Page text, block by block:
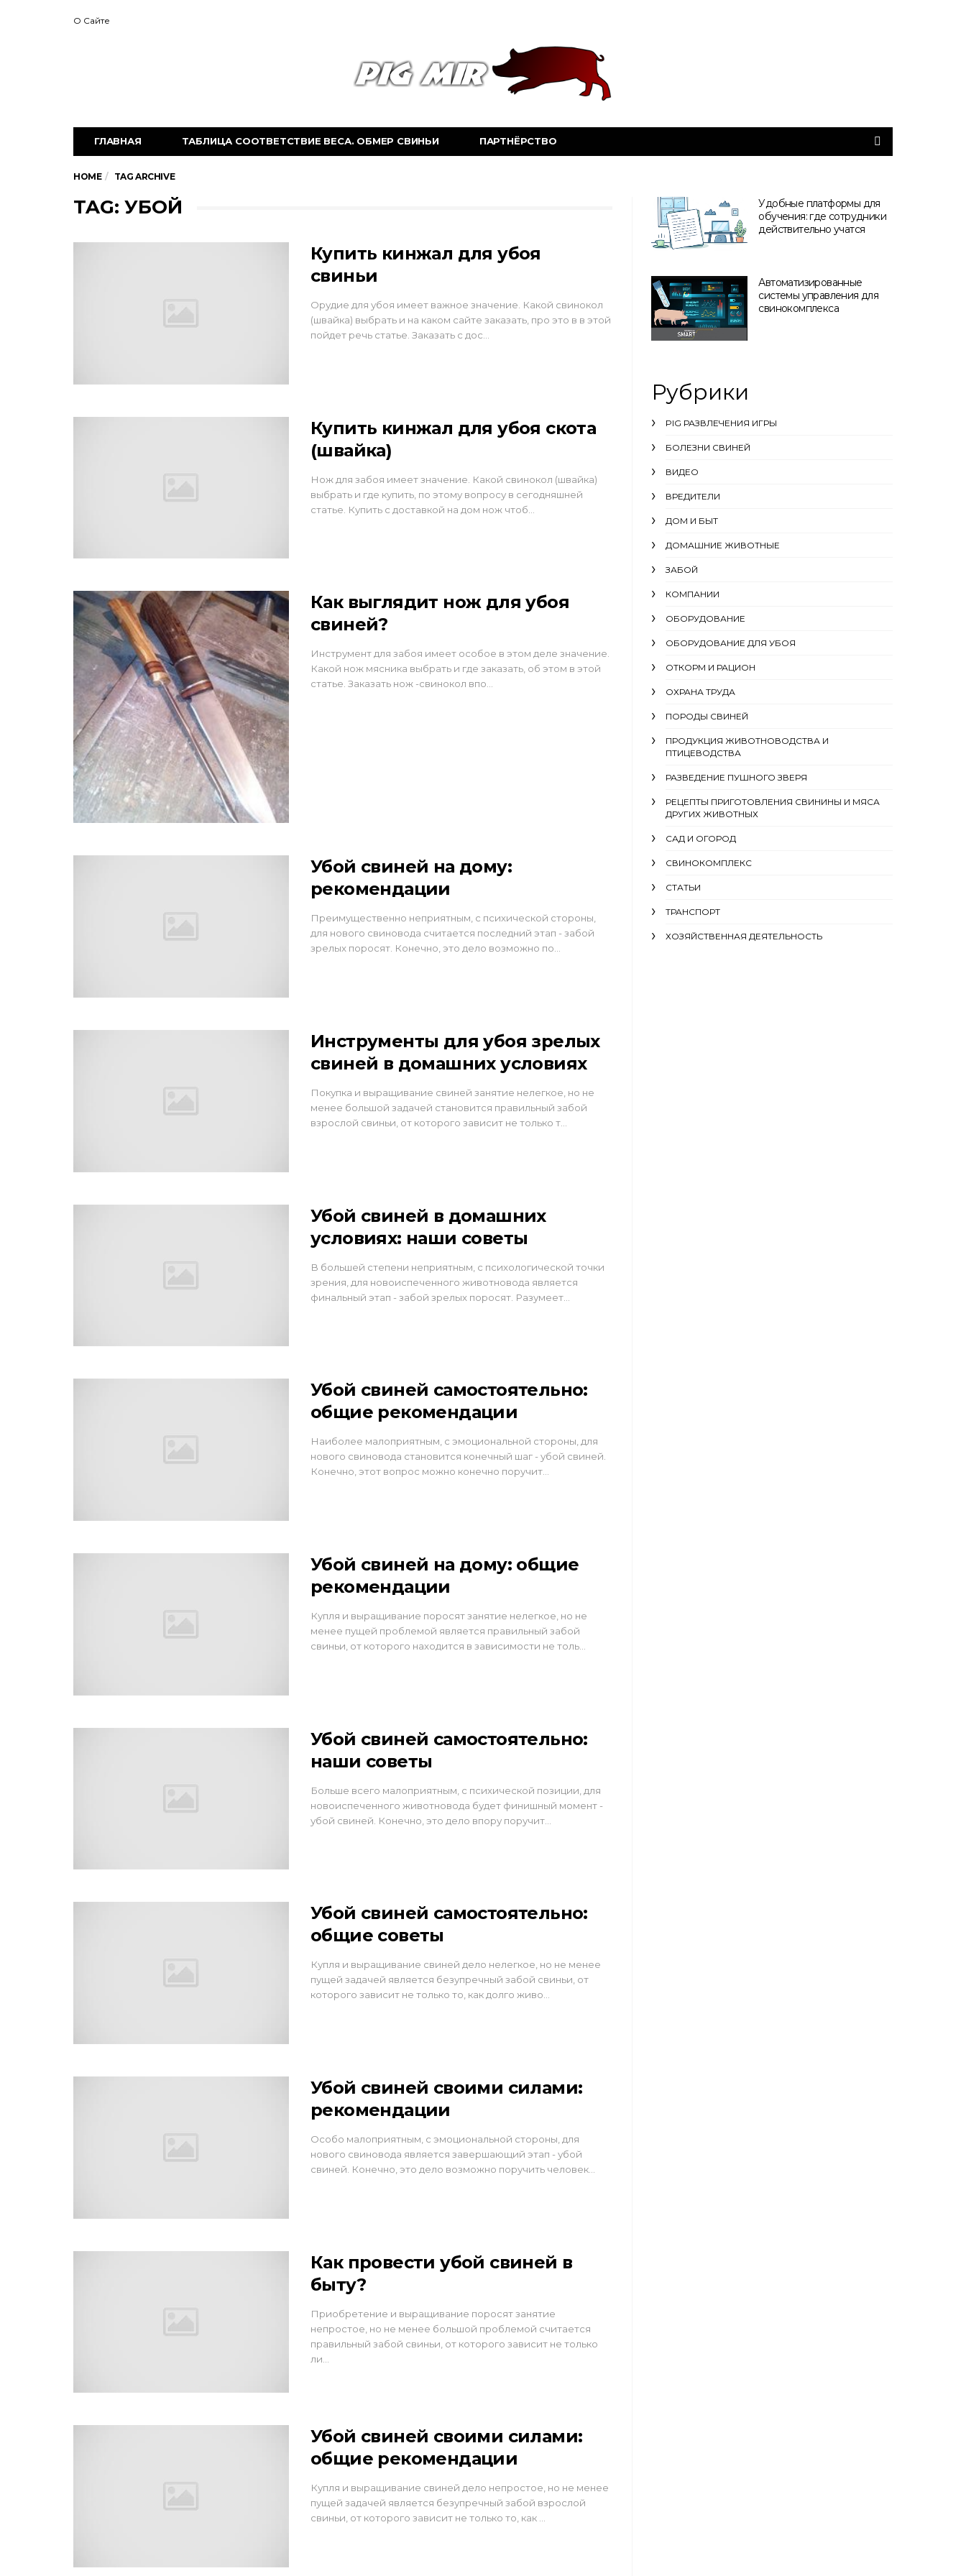
О Сайте
ГЛАВНАЯ ТАБЛИЦА СООТВЕТСТВИЕ ВЕСА. ОБМЕР СВИНЬИ ПАРТНЁРСТВО
HOME TAG ARCHIVE
TAG: УБОЙ
Купить кинжал для убоя
свиньи
Орудие для убоя имеет важное значение. Какой свинокол
(швайка) выбрать и на каком сайте заказать, про это в в этой
пойдет речь статье. Заказать с дос…
Купить кинжал для убоя скота
(швайка)
Нож для забоя имеет значение. Какой свинокол (швайка)
выбрать и где купить, по этому вопросу в сегодняшней
статье. Купить с доставкой на дом нож чтоб…
Как выглядит нож для убоя
свиней?
Инструмент для забоя имеет особое в этом деле значение.
Какой нож мясника выбрать и где заказать, об этом в этой
статье. Заказать нож -свинокол впо…
Убой свиней на дому:
рекомендации
Преимущественно неприятным, с психической стороны,
для нового свиновода считается последний этап - забой
зрелых поросят. Конечно, это дело возможно по…
Инструменты для убоя зрелых
свиней в домашних условиях
Покупка и выращивание свиней занятие нелегкое, но не
менее большой задачей становится правильный забой
взрослой свиньи, от которого зависит не только т…
Убой свиней в домашних
условиях: наши советы
В большей степени неприятным, с психологической точки
зрения, для новоиспеченного животновода является
финальный этап - забой зрелых поросят. Разумеет…
Убой свиней самостоятельно:
общие рекомендации
Наиболее малоприятным, с эмоциональной стороны, для
нового свиновода становится конечный шаг - убой свиней.
Конечно, этот вопрос можно конечно поручит…
Убой свиней на дому: общие
рекомендации
Купля и выращивание поросят занятие нелегкое, но не
менее пущей проблемой является правильный забой
свиньи, от которого находится в зависимости не толь…
Убой свиней самостоятельно:
наши советы
Больше всего малоприятным, с психической позиции, для
новоиспеченного животновода будет финишный момент -
убой свиней. Конечно, это дело впору поручит…
Убой свиней самостоятельно:
общие советы
Купля и выращивание свиней дело нелегкое, но не менее
пущей задачей является безупречный забой свиньи, от
которого зависит не только то, как долго живо…
Убой свиней своими силами:
рекомендации
Особо малоприятным, с эмоциональной стороны, для
нового свиновода является завершающий этап - убой
свиней. Конечно, это дело возможно поручить человек…
Как провести убой свиней в
быту?
Приобретение и выращивание поросят занятие
непростое, но не менее большой проблемой считается
правильный забой свиньи, от которого зависит не только
ли…
Убой свиней своими силами:
общие рекомендации
Купля и выращивание свиней дело непростое, но не менее
пущей задачей является безупречный забой взрослой
свиньи, от которого зависит не только то, как …
Удобные платформы для
обучения: где сотрудники
действительно учатся
Автоматизированные
системы управления для
свинокомплекса
Рубрики
PIG РАЗВЛЕЧЕНИЯ ИГРЫ
БОЛЕЗНИ СВИНЕЙ
ВИДЕО
ВРЕДИТЕЛИ
ДОМ И БЫТ
ДОМАШНИЕ ЖИВОТНЫЕ
ЗАБОЙ
КОМПАНИИ
ОБОРУДОВАНИЕ
ОБОРУДОВАНИЕ ДЛЯ УБОЯ
ОТКОРМ И РАЦИОН
ОХРАНА ТРУДА
ПОРОДЫ СВИНЕЙ
ПРОДУКЦИЯ ЖИВОТНОВОДСТВА И
ПТИЦЕВОДСТВА
РАЗВЕДЕНИЕ ПУШНОГО ЗВЕРЯ
РЕЦЕПТЫ ПРИГОТОВЛЕНИЯ СВИНИНЫ И МЯСА
ДРУГИХ ЖИВОТНЫХ
САД И ОГОРОД
СВИНОКОМПЛЕКС
СТАТЬИ
ТРАНСПОРТ
ХОЗЯЙСТВЕННАЯ ДЕЯТЕЛЬНОСТЬ